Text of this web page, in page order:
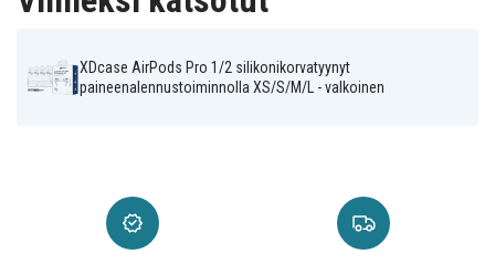
Väri Vit
Materiaali Silikon
XDcase AirPods Pro 1/2 silikonikorvatyynyt
paineenalennustoiminnolla XS/S/M/L - valkoinen